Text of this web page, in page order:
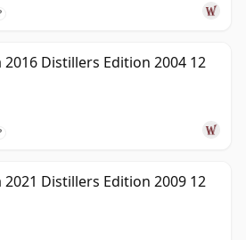
2016 Distillers Edition 2004 12
2021 Distillers Edition 2009 12